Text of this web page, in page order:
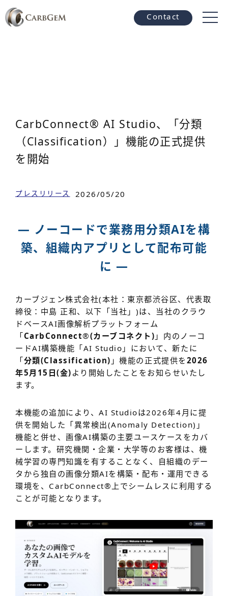
Contact
CarbConnect® AI Studio、「分類
（Classification）」機能の正式提供
を開始
プレスリリース 2026/05/20
― ノーコードで業務用分類AIを構
築、組織内アプリとして配布可能
に ―
カーブジェン株式会社(本社：東京都渋谷区、代表取
締役：中島 正和、以下「当社」)は、当社のクラウ
ドベースAI画像解析プラットフォーム
「CarbConnect®(カーブコネクト) 」内のノーコ
ードAI構築機能「AI Studio」において、新たに
「分類(Classification) 」機能の正式提供を2026
年5月15日(金) より開始したことをお知らせいたし
ます。
本機能の追加により、AI Studioは2026年4月に提
供を開始した「異常検出(Anomaly Detection)」
機能と併せ、画像AI構築の主要ユースケースをカバ
ーします。研究機関・企業・大学等のお客様は、機
械学習の専門知識を有することなく、自組織のデー
タから独自の画像分類AIを構築・配布・運用できる
環境を、CarbConnect®上でシームレスに利用する
ことが可能となります。